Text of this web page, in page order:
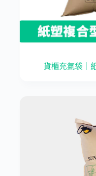
貨櫃充氣袋｜